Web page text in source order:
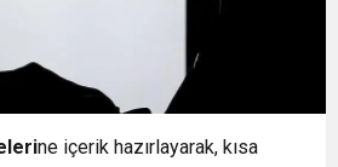
ne içerik hazırlayarak, kısa